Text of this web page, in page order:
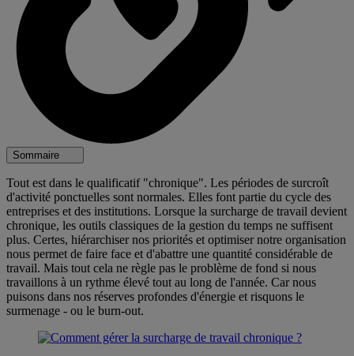
Sommaire
Tout est dans le qualificatif "chronique". Les périodes de surcroît
d'activité ponctuelles sont normales. Elles font partie du cycle des
entreprises et des institutions. Lorsque la surcharge de travail devient
chronique, les outils classiques de la gestion du temps ne suffisent
plus. Certes, hiérarchiser nos priorités et optimiser notre organisation
nous permet de faire face et d'abattre une quantité considérable de
travail. Mais tout cela ne règle pas le problème de fond si nous
travaillons à un rythme élevé tout au long de l'année. Car nous
puisons dans nos réserves profondes d'énergie et risquons le
surmenage - ou le burn-out.